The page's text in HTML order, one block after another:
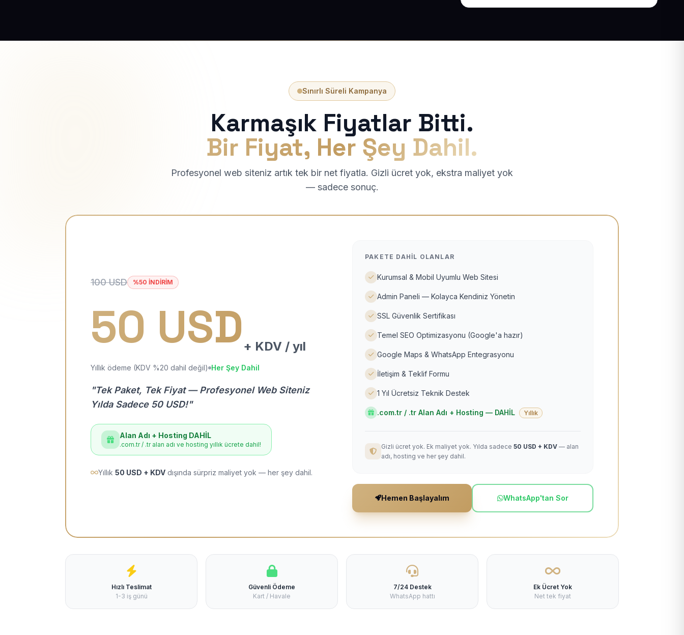
Sınırlı Süreli Kampanya
Karmaşık Fiyatlar Bitti.
Bir Fiyat, Her Şey Dahil.
Profesyonel web siteniz artık tek bir net fiyatla. Gizli ücret yok, ekstra maliyet yok
— sadece sonuç.
100 USD %50 İNDİRİM
50 USD + KDV / yıl
Yıllık ödeme (KDV %20 dahil değil) Her Şey Dahil
"Tek Paket, Tek Fiyat — Profesyonel Web Siteniz
Yılda Sadece 50 USD!"
Alan Adı + Hosting DAHİL
.com.tr / .tr alan adı ve hosting yıllık ücrete dahil!
Yıllık 50 USD + KDV dışında sürpriz maliyet yok — her şey dahil.
PAKETE DAHIL OLANLAR
Kurumsal & Mobil Uyumlu Web Sitesi
Admin Paneli — Kolayca Kendiniz Yönetin
SSL Güvenlik Sertifikası
Temel SEO Optimizasyonu (Google'a hazır)
Google Maps & WhatsApp Entegrasyonu
İletişim & Teklif Formu
1 Yıl Ücretsiz Teknik Destek
.com.tr / .tr Alan Adı + Hosting — DAHİL Yıllık
Gizli ücret yok. Ek maliyet yok. Yılda sadece 50 USD + KDV — alan
adı, hosting ve her şey dahil.
Hemen Başlayalım WhatsApp'tan Sor
Hızlı Teslimat
1-3 iş günü
Güvenli Ödeme
Kart / Havale
7/24 Destek
WhatsApp hattı
Ek Ücret Yok
Net tek fiyat